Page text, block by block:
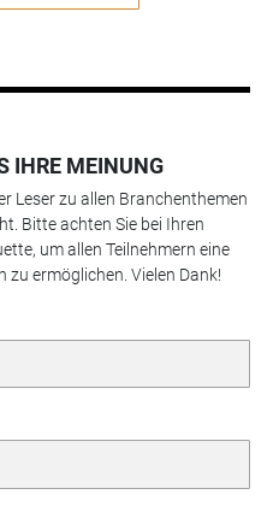
IHRE MEINUNG
Leser zu allen Branchenthemen
Bitte achten Sie bei Ihren
um allen Teilnehmern eine
ermöglichen. Vielen Dank!